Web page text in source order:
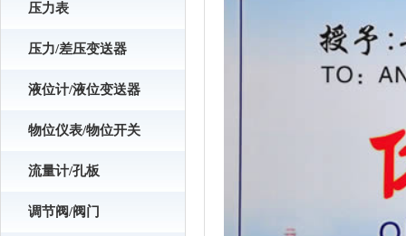
压力表
压力/差压变送器
液位计/液位变送器
物位仪表/物位开关
流量计/孔板
调节阀/阀门